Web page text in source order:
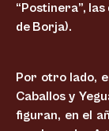
“Postinera”,
de Borja).
Por otro lado,
Caballos y
figuran, en el